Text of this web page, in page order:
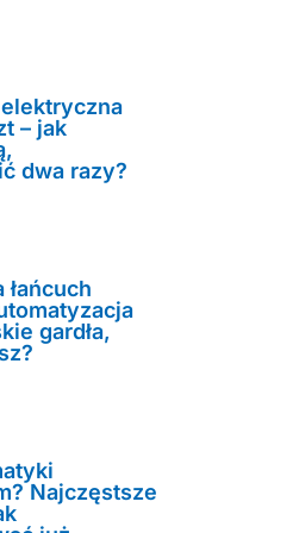
elektryczna
– jak
dwa razy?
łańcuch
gardła,
Najczęstsze